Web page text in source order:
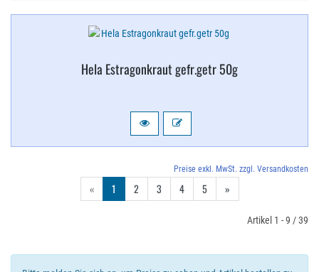
Hela Estragonkraut gefr.​getr 50g
Preise exkl. MwSt. zzgl. Versandkosten
« 1 2 3 4 5 »
Artikel 1 - 9 / 39